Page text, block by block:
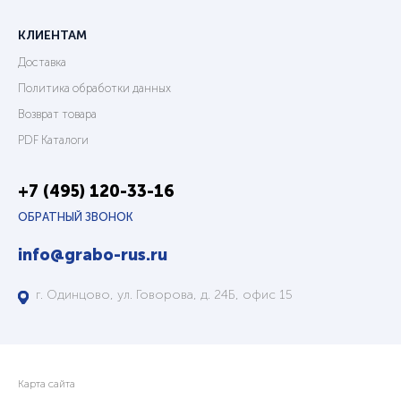
КЛИЕНТАМ
Доставка
Политика обработки данных
Возврат товара
PDF Каталоги
+7 (495) 120-33-16
ОБРАТНЫЙ ЗВОНОК
info@grabo-rus.ru
г. Одинцово, ул. Говорова, д. 24Б, офис 15
Карта сайта